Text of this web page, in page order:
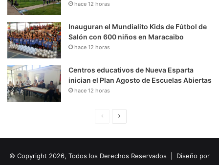
hace 12 horas
Inauguran el Mundialito Kids de Fútbol de
Salón con 600 niños en Maracaibo
hace 12 horas
Centros educativos de Nueva Esparta
inician el Plan Agosto de Escuelas Abiertas
hace 12 horas
i
u
© Copyright 2026, Todos los Derechos Reservados | Diseño por